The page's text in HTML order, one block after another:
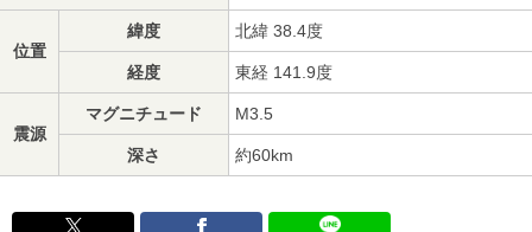
位置
緯度 北緯 38.4度
経度 東経 141.9度
震源
マグニチュード M3.5
深さ 約60km